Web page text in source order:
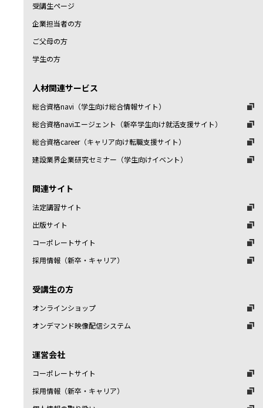
受講生ページ
企業担当者の方
ご父母の方
学生の方
人材関連サービス
総合資格navi（学生向け総合情報サイト）
総合資格naviエージェント（新卒学生向け就活支援サイト）
総合資格career（キャリア向け転職支援サイト）
建設業界企業研究セミナー（学生向けイベント）
関連サイト
法定講習サイト
出版サイト
コーポレートサイト
採用情報（新卒・キャリア）
受講生の方
オンラインショップ
オンデマンド映像配信システム
運営会社
コーポレートサイト
採用情報（新卒・キャリア）